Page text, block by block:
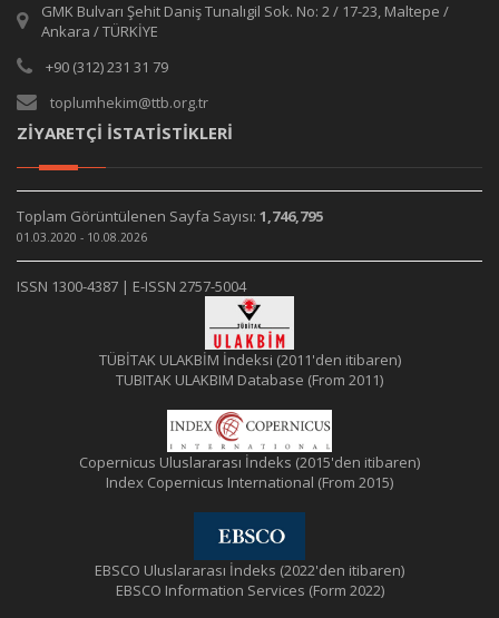
GMK Bulvarı Şehit Daniş Tunalıgil Sok. No: 2 / 17-23, Maltepe /
Ankara / TÜRKİYE
+90 (312) 231 31 79
toplumhekim@ttb.org.tr
ZİYARETÇİ İSTATİSTİKLERİ
Toplam Görüntülenen Sayfa Sayısı: 1,746,795
01.03.2020 - 10.08.2026
ISSN 1300-4387 | E-ISSN 2757-5004
TÜBİTAK ULAKBİM İndeksi (2011'den itibaren)
TUBITAK ULAKBIM Database (From 2011)
Copernicus Uluslararası İndeks (2015'den itibaren)
Index Copernicus International (From 2015)
EBSCO Uluslararası İndeks (2022'den itibaren)
EBSCO Information Services (Form 2022)